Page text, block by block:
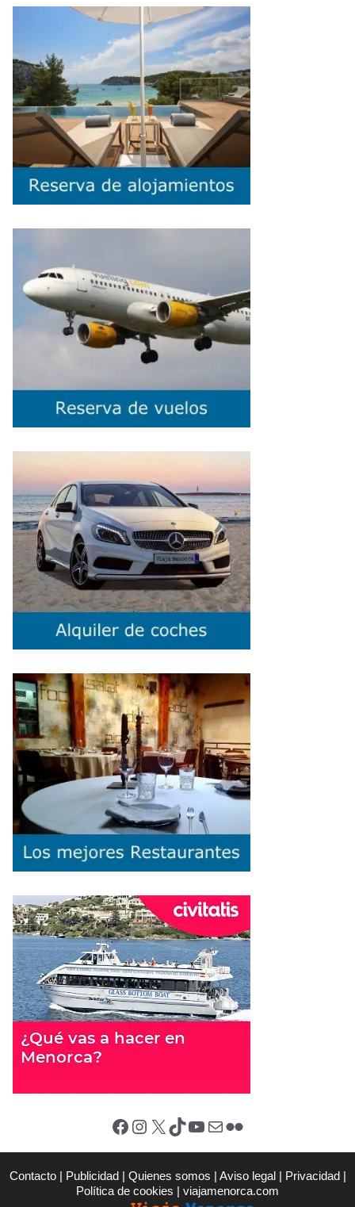
Facebook Instagram X (Twitter) TikTok YouTube Correo electrónico Flickr
Contacto | Publicidad | Quienes somos | Aviso legal | Privacidad |
Política de cookies | viajamenorca.com